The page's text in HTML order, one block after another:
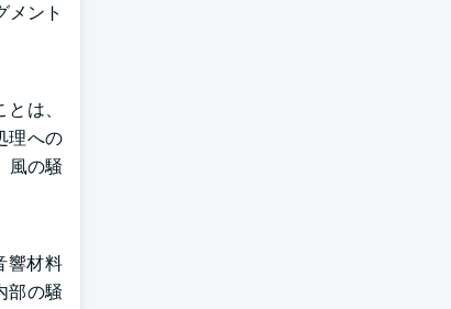
メント
は、
理への
風の騒
響材料
部の騒